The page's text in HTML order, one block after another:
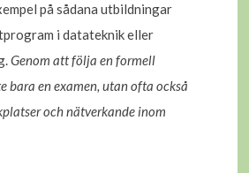
på sådana utbildningar
i datateknik eller
Genom att följa en formell
bara en examen, utan ofta också
och nätverkande inom